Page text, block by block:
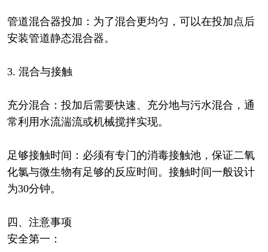
管道混合器投加：为了混合更均匀，可以在投加点后
安装管道静态混合器。
3. 混合与接触
充分混合：投加后需要快速、充分地与污水混合，通
常利用水流湍流或机械搅拌实现。
足够接触时间：必须有专门的消毒接触池，保证二氧
化氯与微生物有足够的反应时间。接触时间一般设计
为30分钟。
四、注意事项
安全第一：